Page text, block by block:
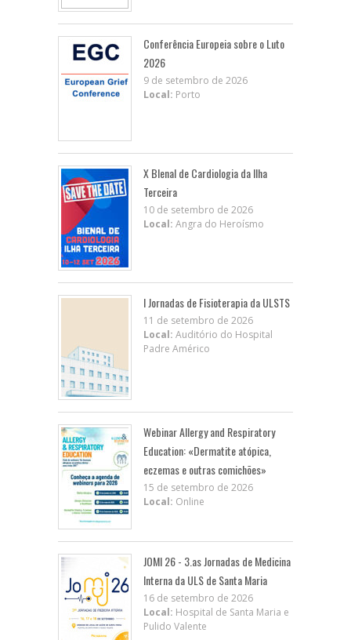
Conferência Europeia sobre o Luto
2026
9 de setembro de 2026
Local: Porto
X BIenal de Cardiologia da Ilha
Terceira
10 de setembro de 2026
Local: Angra do Heroísmo
I Jornadas de Fisioterapia da ULSTS
11 de setembro de 2026
Local: Auditório do Hospital
Padre Américo
Webinar Allergy and Respiratory
Education: «Dermatite atópica,
eczemas e outras comichões»
15 de setembro de 2026
Local: Online
JOMI 26 - 3.as Jornadas de Medicina
Interna da ULS de Santa Maria
16 de setembro de 2026
Local: Hospital de Santa Maria e
Pulido Valente